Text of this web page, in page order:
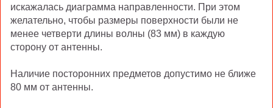
искажалась диаграмма направленности. При этом
желательно, чтобы размеры поверхности были не
менее четверти длины волны (83 мм) в каждую
сторону от антенны.
Наличие посторонних предметов допустимо не ближе
80 мм от антенны.